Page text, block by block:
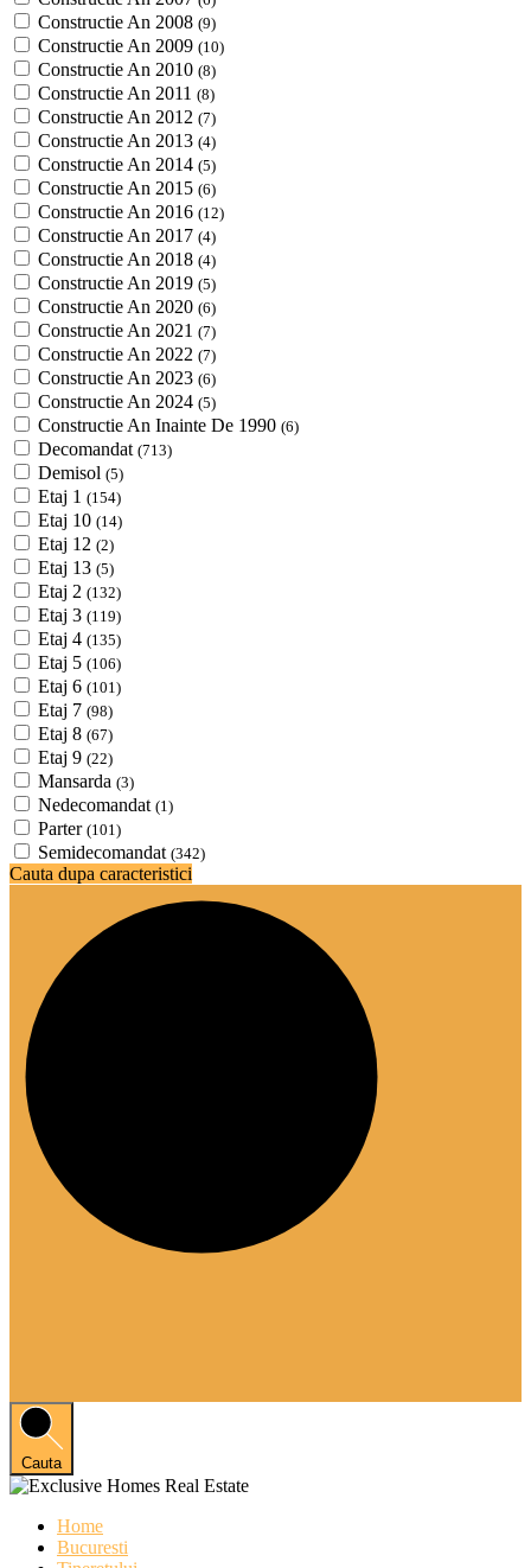
Constructie An 2008 (9)
Constructie An 2009 (10)
Constructie An 2010 (8)
Constructie An 2011 (8)
Constructie An 2012 (7)
Constructie An 2013 (4)
Constructie An 2014 (5)
Constructie An 2015 (6)
Constructie An 2016 (12)
Constructie An 2017 (4)
Constructie An 2018 (4)
Constructie An 2019 (5)
Constructie An 2020 (6)
Constructie An 2021 (7)
Constructie An 2022 (7)
Constructie An 2023 (6)
Constructie An 2024 (5)
Constructie An Inainte De 1990 (6)
Decomandat (713)
Demisol (5)
Etaj 1 (154)
Etaj 10 (14)
Etaj 12 (2)
Etaj 13 (5)
Etaj 2 (132)
Etaj 3 (119)
Etaj 4 (135)
Etaj 5 (106)
Etaj 6 (101)
Etaj 7 (98)
Etaj 8 (67)
Etaj 9 (22)
Mansarda (3)
Nedecomandat (1)
Parter (101)
Semidecomandat (342)
Cauta dupa caracteristici
Cauta
Home
Bucuresti